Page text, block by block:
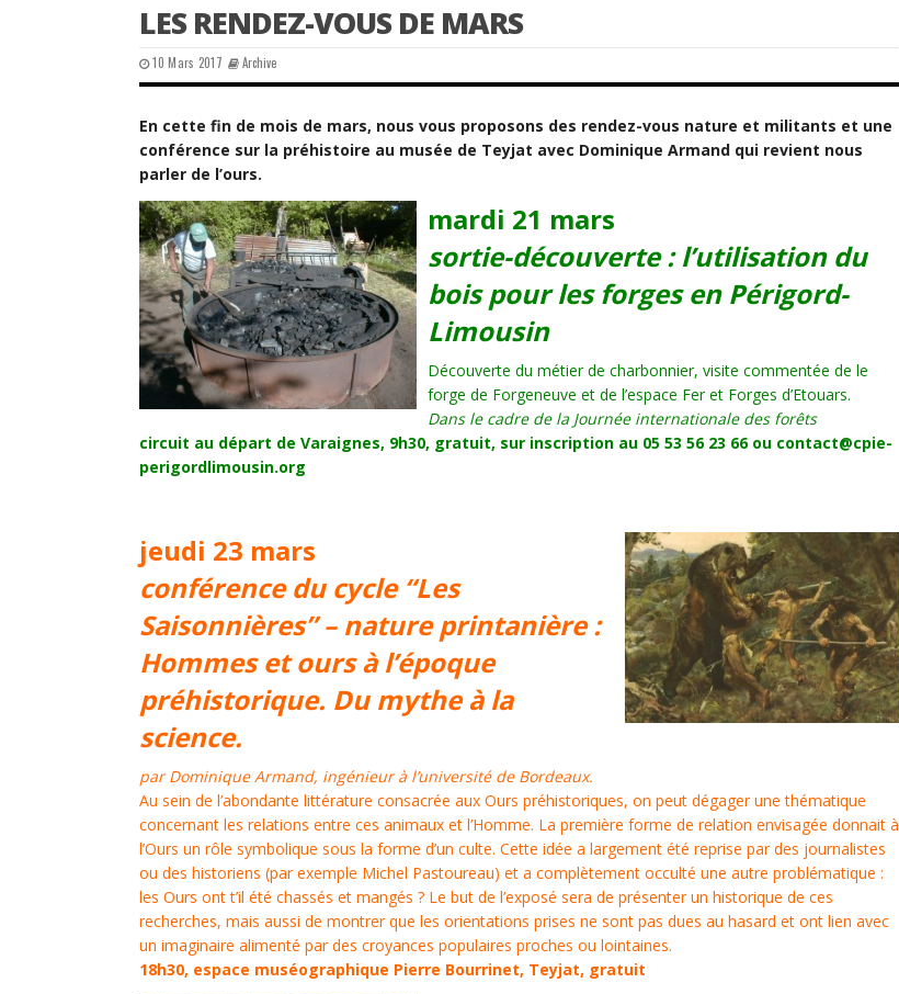
LES RENDEZ-VOUS DE MARS
10 Mars 2017 Archive
En cette fin de mois de mars, nous vous proposons des rendez-vous nature et militants et une
conférence sur la préhistoire au musée de Teyjat avec Dominique Armand qui revient nous
parler de l’ours.
mardi 21 mars
sortie-découverte : l’utilisation du
bois pour les forges en Périgord-
Limousin
Découverte du métier de charbonnier, visite commentée de le
forge de Forgeneuve et de l’espace Fer et Forges d’Etouars.
Dans le cadre de la Journée internationale des forêts
circuit au départ de Varaignes, 9h30, gratuit, sur inscription au 05 53 56 23 66 ou contact@cpie-
perigordlimousin.org
jeudi 23 mars
conférence du cycle “Les
Saisonnières” – nature printanière :
Hommes et ours à l’époque
préhistorique. Du mythe à la
science.
par Dominique Armand, ingénieur à l’université de Bordeaux.
Au sein de l’abondante littérature consacrée aux Ours préhistoriques, on peut dégager une thématique
concernant les relations entre ces animaux et l’Homme. La première forme de relation envisagée donnait à
l’Ours un rôle symbolique sous la forme d’un culte. Cette idée a largement été reprise par des journalistes
ou des historiens (par exemple Michel Pastoureau) et a complètement occulté une autre problématique :
les Ours ont t’il été chassés et mangés ? Le but de l’exposé sera de présenter un historique de ces
recherches, mais aussi de montrer que les orientations prises ne sont pas dues au hasard et ont lien avec
un imaginaire alimenté par des croyances populaires proches ou lointaines.
18h30, espace muséographique Pierre Bourrinet, Teyjat, gratuit